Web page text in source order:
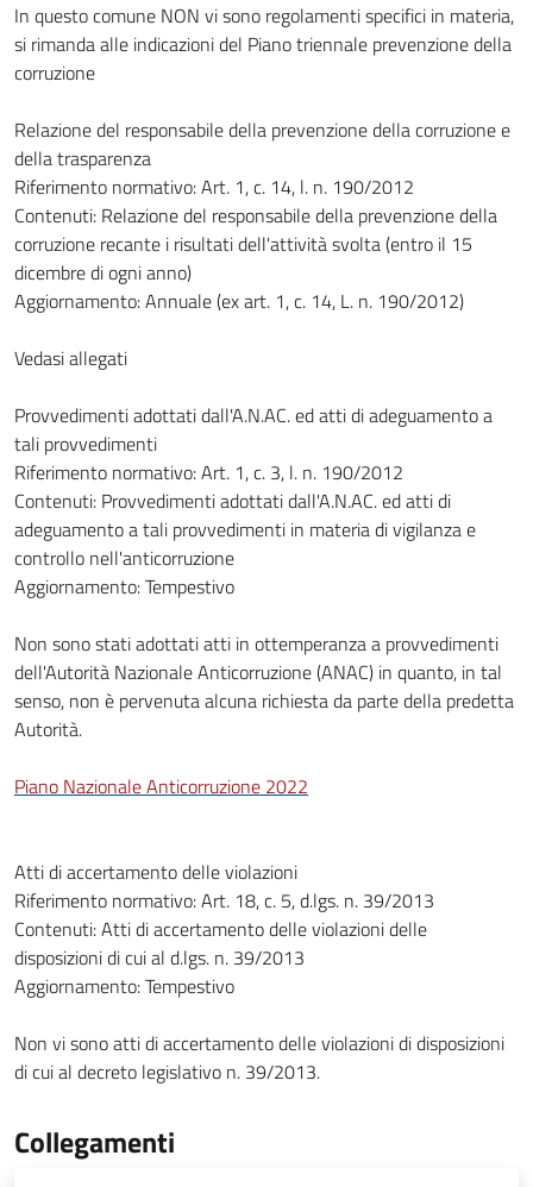
In questo comune NON vi sono regolamenti specifici in materia,
si rimanda alle indicazioni del Piano triennale prevenzione della
corruzione
Relazione del responsabile della prevenzione della corruzione e
della trasparenza
Riferimento normativo: Art. 1, c. 14, l. n. 190/2012
Contenuti: Relazione del responsabile della prevenzione della
corruzione recante i risultati dell'attività svolta (entro il 15
dicembre di ogni anno)
Aggiornamento: Annuale (ex art. 1, c. 14, L. n. 190/2012)
Vedasi allegati
Provvedimenti adottati dall'A.N.AC. ed atti di adeguamento a
tali provvedimenti
Riferimento normativo: Art. 1, c. 3, l. n. 190/2012
Contenuti: Provvedimenti adottati dall'A.N.AC. ed atti di
adeguamento a tali provvedimenti in materia di vigilanza e
controllo nell'anticorruzione
Aggiornamento: Tempestivo
Non sono stati adottati atti in ottemperanza a provvedimenti
dell'Autorità Nazionale Anticorruzione (ANAC) in quanto, in tal
senso, non è pervenuta alcuna richiesta da parte della predetta
Autorità.
Piano Nazionale Anticorruzione 2022
Atti di accertamento delle violazioni
Riferimento normativo: Art. 18, c. 5, d.lgs. n. 39/2013
Contenuti: Atti di accertamento delle violazioni delle
disposizioni di cui al d.lgs. n. 39/2013
Aggiornamento: Tempestivo
Non vi sono atti di accertamento delle violazioni di disposizioni
di cui al decreto legislativo n. 39/2013.
Collegamenti